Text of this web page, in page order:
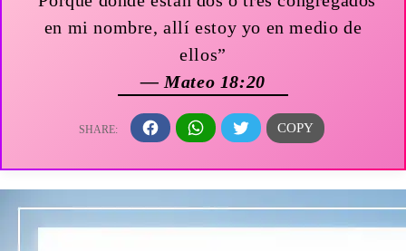
en mi nombre, allí estoy yo en medio de
ellos”
— Mateo 18:20